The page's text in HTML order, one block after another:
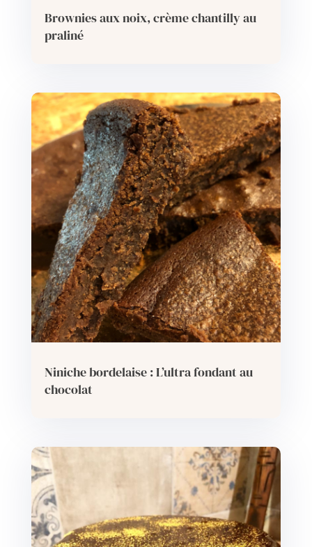
Brownies aux noix, crème chantilly au
praliné
Niniche bordelaise : L’ultra fondant au
chocolat